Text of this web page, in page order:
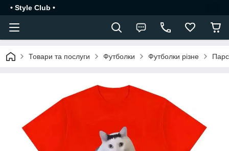
• Style Club •
Товари та послуги Футболки Футболки різне